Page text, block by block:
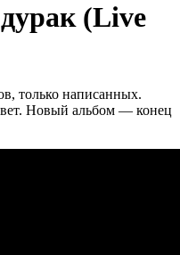
(Live
только написанных.
Новый альбом — конец